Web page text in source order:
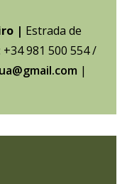
| Estrada de
981 500 554 /
|